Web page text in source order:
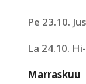
Pe 23.10.
La 24.10.
Marraskuu